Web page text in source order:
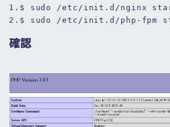
1. $ sudo /etc/init.d/nginx
2. $ sudo /etc/init.d /php-fpm
確認